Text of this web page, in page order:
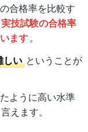
合格率を比較す
実技試験の合格率
ます。
しい ということが
ように高い水準
えます。